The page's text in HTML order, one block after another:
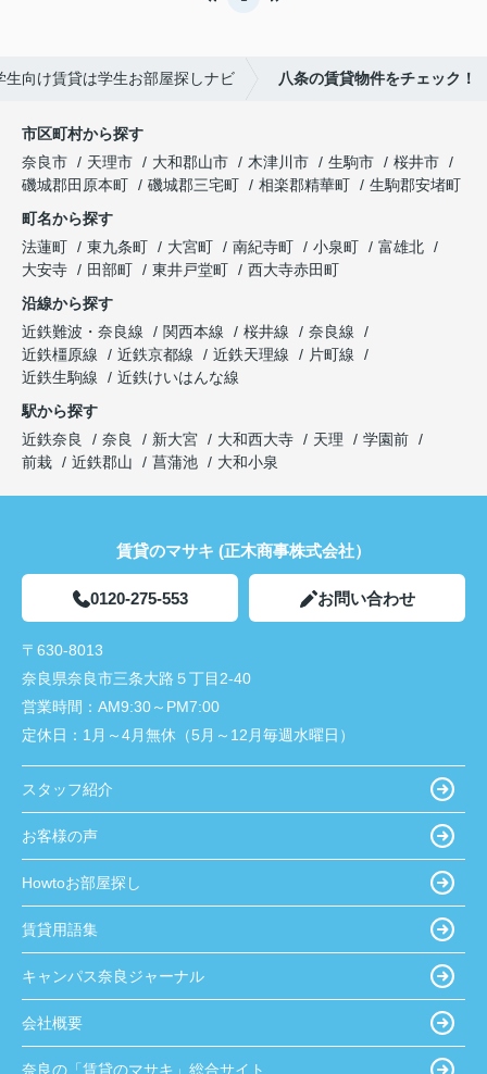
生向け賃貸は学生お部屋探しナビ 八条の賃貸物件をチェック！
市区町村から探す
奈良市
天理市 大和郡山市 木津川市 生駒市
桜井市
磯城郡田原本町
磯城郡三宅町 相楽郡精華町
生駒郡安堵町
町名から探す
法蓮町
東九条町 大宮町 南紀寺町 小泉町
富雄北
大安寺
田部町 東井戸堂町
西大寺赤田町
沿線から探す
近鉄難波・奈良線
関西本線 桜井線
奈良線
近鉄橿原線
近鉄京都線 近鉄天理線
片町線
近鉄生駒線
近鉄けいはんな線
駅から探す
近鉄奈良
奈良 新大宮 大和西大寺 天理
学園前
前栽
近鉄郡山 菖蒲池 大和小泉
賃貸のマサキ (正木商事株式会社）
0120-275-553 お問い合わせ
〒630-8013
奈良県奈良市三条大路５丁目2-40
営業時間： AM9:30～PM7:00
定休日： 1月～4月無休（5月～12月毎週水曜日）
スタッフ紹介
お客様の声
Howtoお部屋探し
賃貸用語集
キャンパス奈良ジャーナル
会社概要
奈良の「賃貸のマサキ」総合サイト